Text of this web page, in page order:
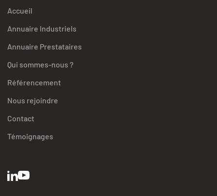
Accueil
Annuaire Industriels
Annuaire Prestataires
Qui sommes-nous ?
Référencement
Nous rejoindre
Contact
Témoignages